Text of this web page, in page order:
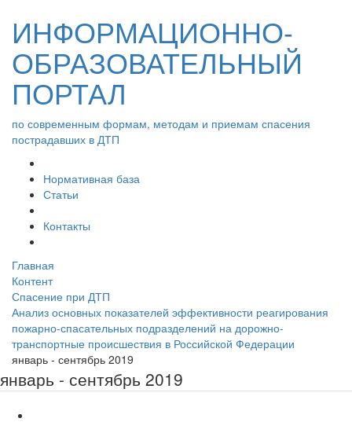
ИНФОРМАЦИОННО-
ОБРАЗОВАТЕЛЬНЫЙ
ПОРТАЛ
по современным формам, методам и приемам спасения
пострадавших в ДТП
Нормативная база
Статьи
Контакты
Главная
Контент
Спасение при ДТП
Анализ основных показателей эффективности реагирования
пожарно-спасательных подразделений на дорожно-
транспортные происшествия в Российской Федерации
январь - сентябрь 2019
январь - сентябрь 2019